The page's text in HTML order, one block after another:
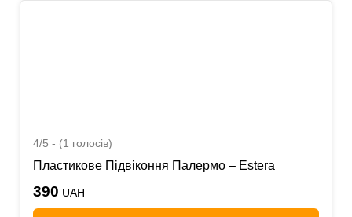
4/5 - (1 голосів)
Пластикове Підвіконня Палермо – Estera
390 UAH